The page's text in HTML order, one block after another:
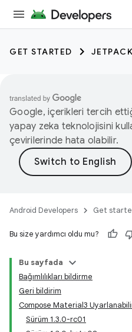
GET STARTED JETPACK
Google, içerikleri tercih
yapay zeka teknolojisini
çevirilerinde hata olabilir.
Android Developers Get
Bu size yardımcı oldu mu?
Bu sayfada
Bağımlılıkları bildirme
Geri bildirim
Compose Material3
Sürüm 1.3.0-rc01